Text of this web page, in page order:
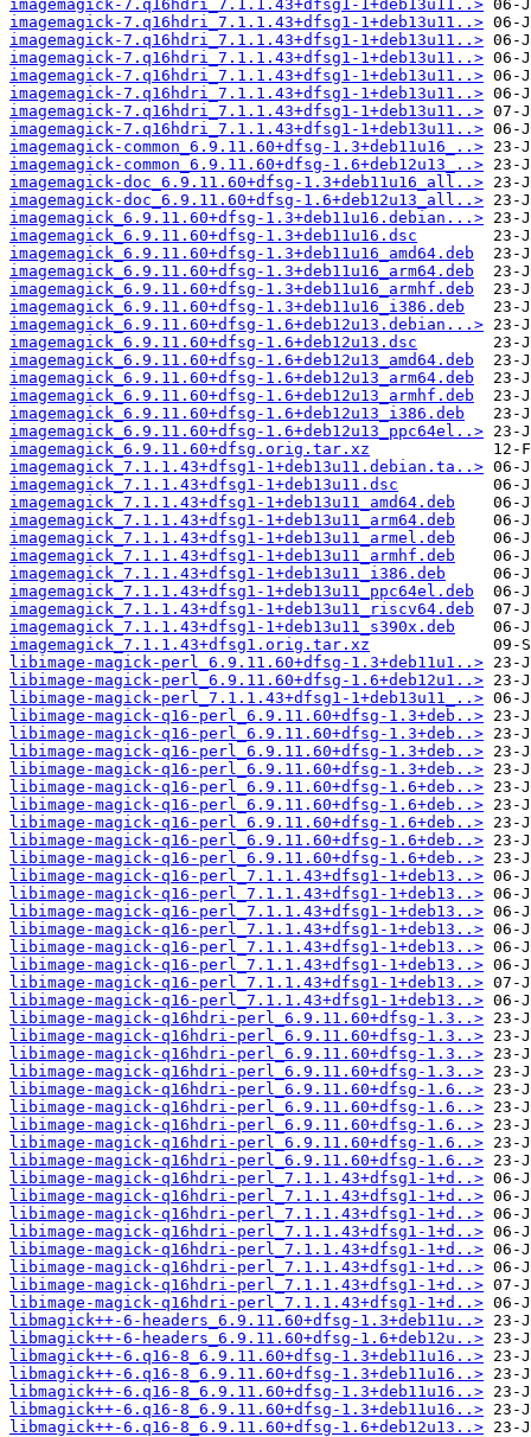
imagemagick-7.q16hdri_7.1.1.43+dfsg1-1+deb13u11..>
imagemagick-7.q16hdri_7.1.1.43+dfsg1-1+deb13u11..>
imagemagick-7.q16hdri_7.1.1.43+dfsg1-1+deb13u11..>
imagemagick-7.q16hdri_7.1.1.43+dfsg1-1+deb13u11..>
imagemagick-7.q16hdri_7.1.1.43+dfsg1-1+deb13u11..>
imagemagick-7.q16hdri_7.1.1.43+dfsg1-1+deb13u11..>
imagemagick-7.q16hdri_7.1.1.43+dfsg1-1+deb13u11..>
imagemagick-7.q16hdri_7.1.1.43+dfsg1-1+deb13u11..>
imagemagick-common_6.9.11.60+dfsg-1.3+deb11u16_..>
imagemagick-common_6.9.11.60+dfsg-1.6+deb12u13_..>
imagemagick-doc_6.9.11.60+dfsg-1.3+deb11u16_all..>
imagemagick-doc_6.9.11.60+dfsg-1.6+deb12u13_all..>
imagemagick_6.9.11.60+dfsg-1.3+deb11u16.debian...>
imagemagick_6.9.11.60+dfsg-1.3+deb11u16.dsc
imagemagick_6.9.11.60+dfsg-1.3+deb11u16_amd64.deb
imagemagick_6.9.11.60+dfsg-1.3+deb11u16_arm64.deb
imagemagick_6.9.11.60+dfsg-1.3+deb11u16_armhf.deb
imagemagick_6.9.11.60+dfsg-1.3+deb11u16_i386.deb
imagemagick_6.9.11.60+dfsg-1.6+deb12u13.debian...>
imagemagick_6.9.11.60+dfsg-1.6+deb12u13.dsc
imagemagick_6.9.11.60+dfsg-1.6+deb12u13_amd64.deb
imagemagick_6.9.11.60+dfsg-1.6+deb12u13_arm64.deb
imagemagick_6.9.11.60+dfsg-1.6+deb12u13_armhf.deb
imagemagick_6.9.11.60+dfsg-1.6+deb12u13_i386.deb
imagemagick_6.9.11.60+dfsg-1.6+deb12u13_ppc64el..>
imagemagick_6.9.11.60+dfsg.orig.tar.xz
imagemagick_7.1.1.43+dfsg1-1+deb13u11.debian.ta..>
imagemagick_7.1.1.43+dfsg1-1+deb13u11.dsc
imagemagick_7.1.1.43+dfsg1-1+deb13u11_amd64.deb
imagemagick_7.1.1.43+dfsg1-1+deb13u11_arm64.deb
imagemagick_7.1.1.43+dfsg1-1+deb13u11_armel.deb
imagemagick_7.1.1.43+dfsg1-1+deb13u11_armhf.deb
imagemagick_7.1.1.43+dfsg1-1+deb13u11_i386.deb
imagemagick_7.1.1.43+dfsg1-1+deb13u11_ppc64el.deb
imagemagick_7.1.1.43+dfsg1-1+deb13u11_riscv64.deb
imagemagick_7.1.1.43+dfsg1-1+deb13u11_s390x.deb
imagemagick_7.1.1.43+dfsg1.orig.tar.xz
libimage-magick-perl_6.9.11.60+dfsg-1.3+deb11u1..>
libimage-magick-perl_6.9.11.60+dfsg-1.6+deb12u1..>
libimage-magick-perl_7.1.1.43+dfsg1-1+deb13u11_..>
libimage-magick-q16-perl_6.9.11.60+dfsg-1.3+deb..>
libimage-magick-q16-perl_6.9.11.60+dfsg-1.3+deb..>
libimage-magick-q16-perl_6.9.11.60+dfsg-1.3+deb..>
libimage-magick-q16-perl_6.9.11.60+dfsg-1.3+deb..>
libimage-magick-q16-perl_6.9.11.60+dfsg-1.6+deb..>
libimage-magick-q16-perl_6.9.11.60+dfsg-1.6+deb..>
libimage-magick-q16-perl_6.9.11.60+dfsg-1.6+deb..>
libimage-magick-q16-perl_6.9.11.60+dfsg-1.6+deb..>
libimage-magick-q16-perl_6.9.11.60+dfsg-1.6+deb..>
libimage-magick-q16-perl_7.1.1.43+dfsg1-1+deb13..>
libimage-magick-q16-perl_7.1.1.43+dfsg1-1+deb13..>
libimage-magick-q16-perl_7.1.1.43+dfsg1-1+deb13..>
libimage-magick-q16-perl_7.1.1.43+dfsg1-1+deb13..>
libimage-magick-q16-perl_7.1.1.43+dfsg1-1+deb13..>
libimage-magick-q16-perl_7.1.1.43+dfsg1-1+deb13..>
libimage-magick-q16-perl_7.1.1.43+dfsg1-1+deb13..>
libimage-magick-q16-perl_7.1.1.43+dfsg1-1+deb13..>
libimage-magick-q16hdri-perl_6.9.11.60+dfsg-1.3..>
libimage-magick-q16hdri-perl_6.9.11.60+dfsg-1.3..>
libimage-magick-q16hdri-perl_6.9.11.60+dfsg-1.3..>
libimage-magick-q16hdri-perl_6.9.11.60+dfsg-1.3..>
libimage-magick-q16hdri-perl_6.9.11.60+dfsg-1.6..>
libimage-magick-q16hdri-perl_6.9.11.60+dfsg-1.6..>
libimage-magick-q16hdri-perl_6.9.11.60+dfsg-1.6..>
libimage-magick-q16hdri-perl_6.9.11.60+dfsg-1.6..>
libimage-magick-q16hdri-perl_6.9.11.60+dfsg-1.6..>
libimage-magick-q16hdri-perl_7.1.1.43+dfsg1-1+d..>
libimage-magick-q16hdri-perl_7.1.1.43+dfsg1-1+d..>
libimage-magick-q16hdri-perl_7.1.1.43+dfsg1-1+d..>
libimage-magick-q16hdri-perl_7.1.1.43+dfsg1-1+d..>
libimage-magick-q16hdri-perl_7.1.1.43+dfsg1-1+d..>
libimage-magick-q16hdri-perl_7.1.1.43+dfsg1-1+d..>
libimage-magick-q16hdri-perl_7.1.1.43+dfsg1-1+d..>
libimage-magick-q16hdri-perl_7.1.1.43+dfsg1-1+d..>
libmagick++-6-headers_6.9.11.60+dfsg-1.3+deb11u..>
libmagick++-6-headers_6.9.11.60+dfsg-1.6+deb12u..>
libmagick++-6.q16-8_6.9.11.60+dfsg-1.3+deb11u16..>
libmagick++-6.q16-8_6.9.11.60+dfsg-1.3+deb11u16..>
libmagick++-6.q16-8_6.9.11.60+dfsg-1.3+deb11u16..>
libmagick++-6.q16-8_6.9.11.60+dfsg-1.3+deb11u16..>
libmagick++-6.q16-8_6.9.11.60+dfsg-1.6+deb12u13..>